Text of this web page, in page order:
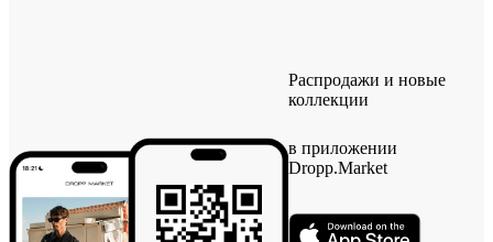
Распродажи и новые
коллекции
в приложении
Dropp.Market